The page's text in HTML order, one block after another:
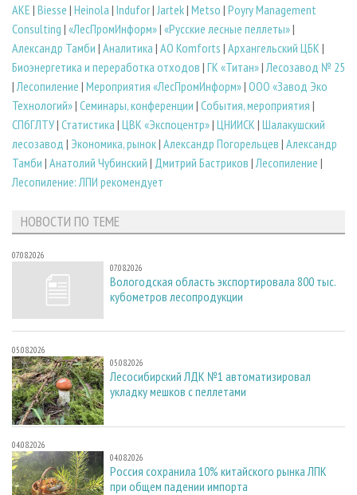
AKE | Biesse | Heinola | Indufor| Jartek| Metso | Poyry Management
Consulting | «ЛесПромИнформ»| «Русские лесные пеллеты»|
Александр Тамби | Аналитика | АО Komforts | Архангельский ЦБК |
Биoэнергетика и переработка отходов | ГК «Титан»| Лесозавод № 25
| Лесопиление | Мероприятия «ЛесПромИнформ»| ООО «Завод Эко
Технологий»| Семинары, конференции | События, мероприятия |
СПбГЛТУ| Статистика | ЦВК «Экспоцентр»| ЦНИИСК | Шалакушский
лесозавод | Экономика, рынок| Александр Погорельцев | Александр
Тамби | Анатолий Чубинский | Дмитрий Бастриков | Лесопиление |
Лесопиление: ЛПИ рекомендует
НОВОСТИ ПО ТЕМЕ
07.08.2026
07.08.2026
Вологодская область экспортировала 800 тыс.
кубометров лесопродукции
05.08.2026
05.08.2026
Лесосибирский ЛДК №1 автоматизировал
укладку мешков с пеллетами
04.08.2026
04.08.2026
Россия сохранила 10% китайского рынка ЛПК
при общем падении импорта